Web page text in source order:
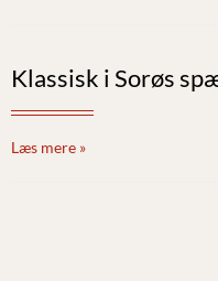
Klassisk i Sorøs
Læs mere »